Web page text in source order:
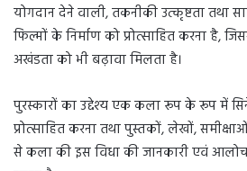
योगदान देने वाली, तकनीकी उत्कृष्टता तथा
फिल्मों के निर्माण को प्रोत्साहित करना है,
अखंडता को भी बढ़ावा मिलता है।
पुरस्कारों का उद्देश्य एक कला रूप के रूप में
प्रोत्साहित करना तथा पुस्तकों, लेखों,
से कला की इस विधा की जानकारी एवं